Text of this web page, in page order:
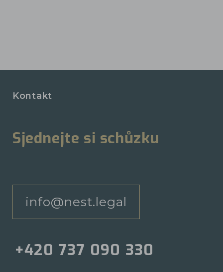
Kontakt
Sjednejte si schůzku
info@nest.legal
+420 737 090 330